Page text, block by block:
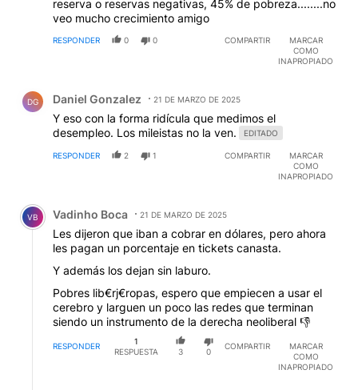
reserva o reservas negativas, 45% de pobreza........no
veo mucho crecimiento amigo
RESPONDER 0 0 COMPARTIR
MARCAR
COMO
INAPROPIADO
DG Daniel Gonzalez 21 DE MARZO DE 2025
Y eso con la forma ridícula que medimos el
desempleo. Los mileistas no la ven.
EDITADO
RESPONDER 2 1 COMPARTIR
MARCAR
COMO
INAPROPIADO
Comentario de Vadinho Boca.
VB Vadinho Boca 21 DE MARZO DE 2025
Les dijeron que iban a cobrar en dólares, pero ahora
les pagan un porcentaje en tickets canasta.
Y además los dejan sin laburo.
Pobres lib€rj€ropas, espero que empiecen a usar el
cerebro y larguen un poco las redes que terminan
siendo un instrumento de la derecha neoliberal 👎
RESPONDER
1
RESPUESTA
3 0
COMPARTIR
MARCAR
COMO
INAPROPIADO